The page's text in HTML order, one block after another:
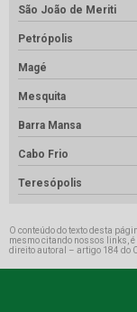
São João de Meriti
Petrópolis
Magé
Mesquita
Barra Mansa
Cabo Frio
Teresópolis
O conteúdo do texto desta
mesmo citando nossos links,
direito autoral – artigo 184 do